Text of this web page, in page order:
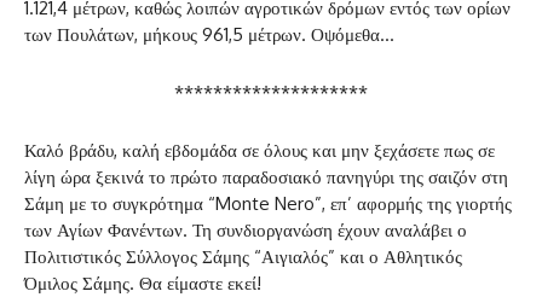
1.121,4 μέτρων, καθώς λοιπών αγροτικών δρόμων εντός των ορίων
των Πουλάτων, μήκους 961,5 μέτρων. Οψόμεθα…
********************
Καλό βράδυ, καλή εβδομάδα σε όλους και μην ξεχάσετε πως σε
λίγη ώρα ξεκινά το πρώτο παραδοσιακό πανηγύρι της σαιζόν στη
Σάμη με το συγκρότημα “Monte Nero”, επ’ αφορμής της γιορτής
των Αγίων Φανέντων. Τη συνδιοργανώση έχουν αναλάβει ο
Πολιτιστικός Σύλλογος Σάμης “Αιγιαλός” και ο Αθλητικός
Όμιλος Σάμης. Θα είμαστε εκεί!